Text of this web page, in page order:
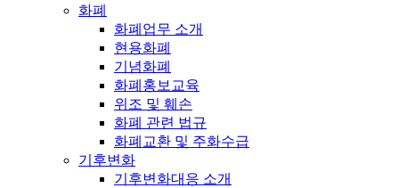
화폐
화폐업무 소개
현용화폐
기념화폐
화폐홍보교육
위조 및 훼손
화폐 관련 법규
화폐교환 및 주화수급
기후변화
기후변화대응 소개